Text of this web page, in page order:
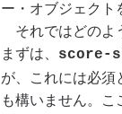
ー・オブジェクト
それではどのよ
まずは、 score-
が、これには必須
も構いません。